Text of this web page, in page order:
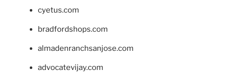
cyetus.com
bradfordshops.com
almadenranchsanjose.com
advocatevijay.com